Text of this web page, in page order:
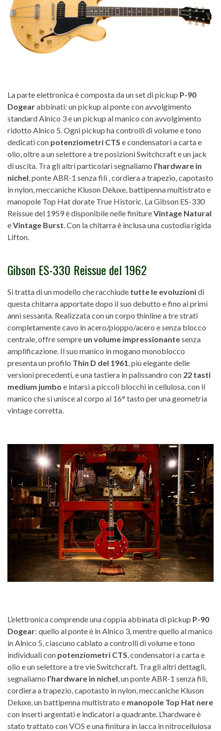
La parte elettronica è composta da un set di pickup P-90
Dogearabbinati: un pickup al ponte con avvolgimento
standard Alnico 3 e un pickup al manico con avvolgimento
ridotto Alnico 5. Ogni pickup ha controlli di volume e tono
dedicati con potenziometri CTS e condensatori a carta e
olio, oltre a un selettore a tre posizioni Switchcraft e un jack
di uscita. Tra gli altri particolari segnaliamo l’hardware in
nichel, ponte ABR-1 senza fili , cordiera a trapezio, capotasto
in nylon, meccaniche Kluson Deluxe, battipenna multistrato e
manopole Top Hat dorate True Historic. La Gibson ES-330
Reissue del 1959 è disponibile nelle finitureVintage Natural
eVintage Burst. Con la chitarra è inclusa una custodia rigida
Lifton.
Gibson ES-330 Reissue del 1962
Si tratta di un modello che racchiude tutte le evoluzionidi
questa chitarra apportate dopo il suo debutto e fino ai primi
anni sessanta. Realizzata con un corpo thinline a tre strati
completamente cavo in acero/pioppo/acero e senza blocco
centrale, offre sempre un volume impressionantesenza
amplificazione. Il suo manico in mogano monoblocco
presenta un profilo Thin D del 1961, più elegante delle
versioni precedenti, e una tastiera in palissandro con 22 tasti
medium jumbo e intarsi a piccoli blocchi in cellulosa, con il
manico che si unisce al corpo al 16° tasto per una geometria
vintage corretta.
L’elettronica comprende una coppia abbinata di pickup P-90
Dogear: quello al ponte è in Alnico 3, mentre quello al manico
in Alnico 5, ciascuno cablato a controlli di volume e tono
individuali con potenziometri CTS, condensatori a carta e
olio e un selettore a tre vie Switchcraft. Tra gli altri dettagli,
segnaliamo l’hardware in nichel, un ponte ABR-1 senza fili,
cordiera a trapezio, capotasto in nylon, meccaniche Kluson
Deluxe, un battipenna multistrato e manopole Top Hat nere
con inserti argentati e indicatori a quadrante. L’hardware è
stato trattato con VOS e una finitura in lacca in nitrocellulosa